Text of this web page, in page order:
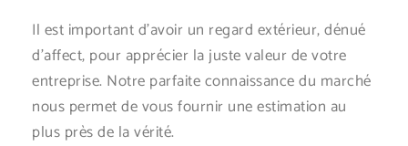
Il est important d’avoir un regard extérieur, dénué
d’affect, pour apprécier la juste valeur de votre
entreprise. Notre parfaite connaissance du marché
nous permet de vous fournir une estimation au
plus près de la vérité.